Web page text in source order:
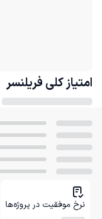
امتیاز کلی فریلنسر
نرخ موفقیت در پروژه‌ها